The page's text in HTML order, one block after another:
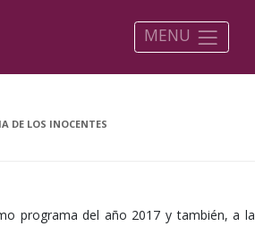
MENU
DE LOS INOCENTES
programa del año 2017 y también, a la